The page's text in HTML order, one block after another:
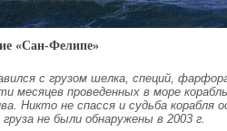
«Сан-Фелипе»
с грузом шелка, специй,
месяцев проведенных в море
Никто не спасся и судьба корабля
не были обнаружены в 2003 г.